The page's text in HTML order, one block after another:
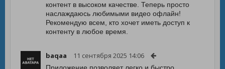
контент в высоком качестве. Теперь просто
наслаждаюсь любимыми видео офлайн!
Рекомендую всем, кто хочет иметь доступ к
контенту в любое время.
baqaa 11 сентября 2025 14:06